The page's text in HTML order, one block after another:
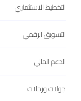
التخطيط الاستثماري
التسويق الرقمي
الدعم المالي
جولات ورحلات